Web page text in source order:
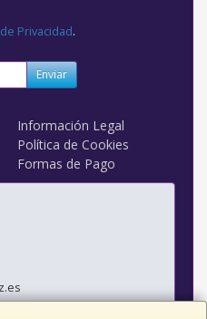
Privacidad.
Enviar
Información Legal
Política de Cookies
Formas de Pago